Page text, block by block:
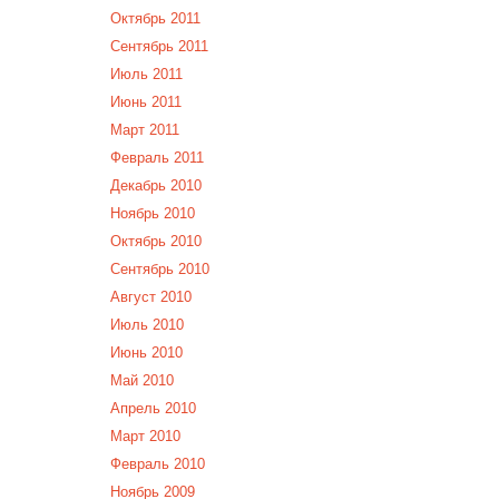
Октябрь 2011
Сентябрь 2011
Июль 2011
Июнь 2011
Март 2011
Февраль 2011
Декабрь 2010
Ноябрь 2010
Октябрь 2010
Сентябрь 2010
Август 2010
Июль 2010
Июнь 2010
Май 2010
Апрель 2010
Март 2010
Февраль 2010
Ноябрь 2009